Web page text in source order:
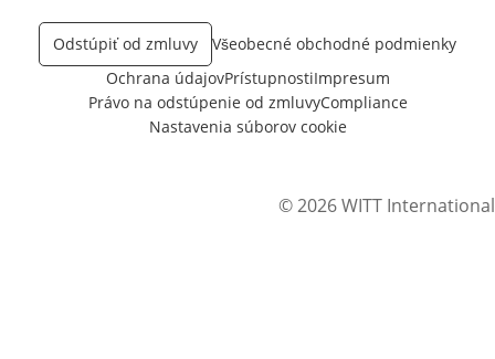
Odstúpiť od zmluvy
Všeobecné obchodné podmienky
Ochrana údajovPrístupnostiImpresum
Právo na odstúpenie od zmluvyCompliance
Nastavenia súborov cookie
© 2026 WITT International